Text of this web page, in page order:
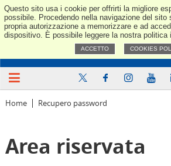
Questo sito usa i cookie per offrirti la migliore
possibile. Procedendo nella navigazione del sito
propria autorizzazione a memorizzare e ad
dispositivo. È possibile leggere la nostra politica
ACCETTO COOKIES
Home Recupero password
Area riservata